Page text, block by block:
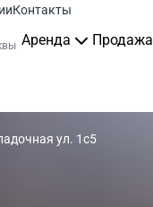
Контакты
Аренда Продажа
ул. 1с5